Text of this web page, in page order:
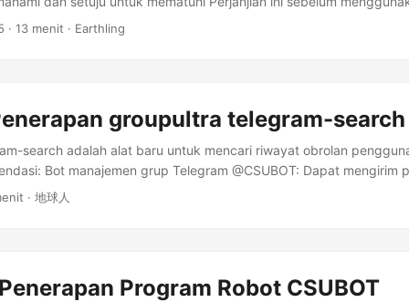
dan mengunduh konten aplikasi kas hanya untuk tujuan
penjualan, perdagangan, atau tujuan komersial lainnya. Pengguna
yang mengancam, kasar, vulgar, tidak sopan, atau kriminal.
atau mengirimkan informasi atau materi yang melanggar
virus atau komponen berbahaya lainnya. Aplikasi kas
informasi atau materi apa pun yang dikirimkan oleh
· 13 menit · Earthling
groupultra telegram-search
search adalah alat baru untuk mencari riwayat obrolan
Bot manajemen grup Telegram @CSUBOT: Dapat mengirim
kode verifikasi halaman CloudFlare, untuk melakukan audit
web Tiongkok, situs web AI terkenal internasional, situs web
· 地球人
Program Robot CSUBOT